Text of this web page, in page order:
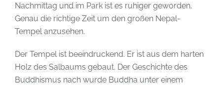
Nachmittag und im Park ist es ruhiger geworden.
Genau die richtige Zeit um den großen Nepal-
Tempel anzusehen.
Der Tempel ist beeindruckend. Er ist aus dem harten
Holz des Salbaums gebaut. Der Geschichte des
Buddhismus nach wurde Buddha unter einem